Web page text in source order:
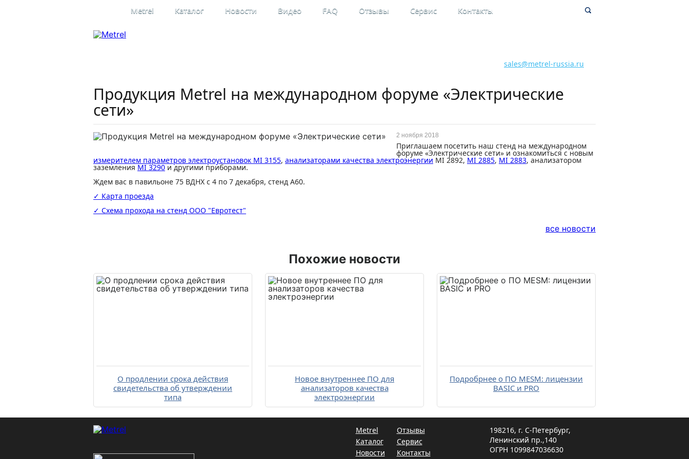
Metrel Каталог Новости Видео FAQ Отзывы Сервис Контакты
sales@metrel-russia.ru
Продукция Metrel на международном форуме «Электрические
сети»
2 ноября 2018
Приглашаем посетить наш стенд на международном
форуме «Электрические сети» и ознакомиться с новым
измерителем параметров электроустановок MI 3155, анализаторами качества электроэнергии MI 2892, MI 2885, MI 2883, анализатором
заземленияMI 3290и другими приборами.
Ждем вас в павильоне 75 ВДНХ с 4 по 7 декабря, стенд А60.
✓ Карта проезда
✓ Схема прохода на стенд ООО "Евротест"
все новости
Похожие новости
О продлении срока действия
свидетельства об утверждении
типа
Новое внутреннее ПО для
анализаторов качества
электроэнергии
Подробрнее о ПО MESM: лицензии
BASIC и PRO
Metrel
Каталог
Новости
Отзывы
Сервис
Контакты
198216, г. С-Петербург,
Ленинский пр.,140
ОГРН 1099847036630